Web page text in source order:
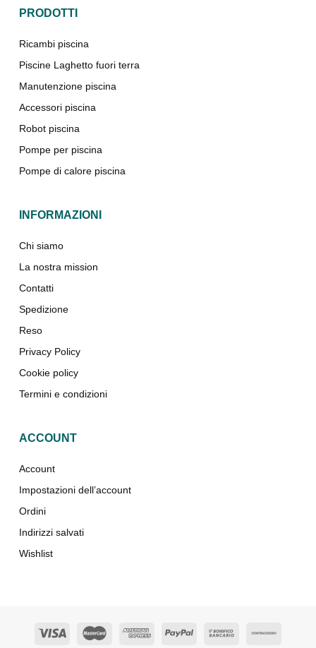
PRODOTTI
Ricambi piscina
Piscine Laghetto fuori terra
Manutenzione piscina
Accessori piscina
Robot piscina
Pompe per piscina
Pompe di calore piscina
INFORMAZIONI
Chi siamo
La nostra mission
Contatti
Spedizione
Reso
Privacy Policy
Cookie policy
Termini e condizioni
ACCOUNT
Account
Impostazioni dell’account
Ordini
Indirizzi salvati
Wishlist